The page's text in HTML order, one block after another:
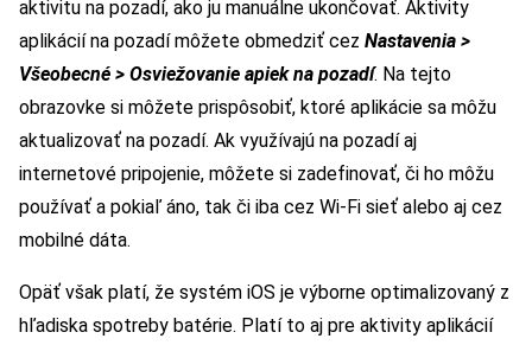
aktivitu na pozadí, ako ju manuálne ukončovať. Aktivity
aplikácií na pozadí môžete obmedziť cez Nastavenia >
Všeobecné > Osviežovanie apiek na pozadí. Na tejto
obrazovke si môžete prispôsobiť, ktoré aplikácie sa môžu
aktualizovať na pozadí. Ak využívajú na pozadí aj
internetové pripojenie, môžete si zadefinovať, či ho môžu
používať a pokiaľ áno, tak či iba cez Wi-Fi sieť alebo aj cez
mobilné dáta.
Opäť však platí, že systém iOS je výborne optimalizovaný z
hľadiska spotreby batérie. Platí to aj pre aktivity aplikácií